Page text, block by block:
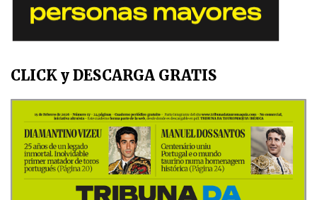
CLICK y DESCARGA GRATIS